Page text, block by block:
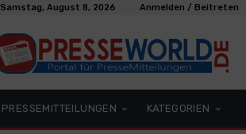
Samstag, August 8, 2026 Anmelden / Beitreten
PRESSEMITTEILUNGEN KATEGORIEN